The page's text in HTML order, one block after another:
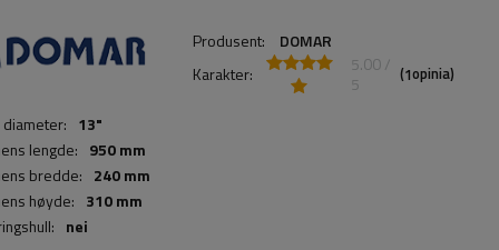
Produsent:
DOMAR
Karakter:
5.00 /
5
(1opinia)
13"
lengde: 950 mm
bredde: 240 mm
høyde: 310 mm
nei